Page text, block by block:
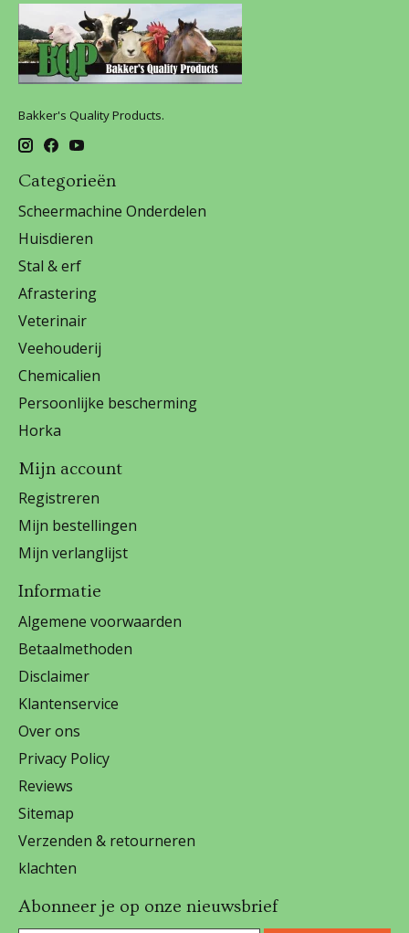
Bakker's Quality Products.
Categorieën
Scheermachine Onderdelen
Huisdieren
Stal & erf
Afrastering
Veterinair
Veehouderij
Chemicalien
Persoonlijke bescherming
Horka
Mijn account
Registreren
Mijn bestellingen
Mijn verlanglijst
Informatie
Algemene voorwaarden
Betaalmethoden
Disclaimer
Klantenservice
Over ons
Privacy Policy
Reviews
Sitemap
Verzenden & retourneren
klachten
Abonneer je op onze nieuwsbrief